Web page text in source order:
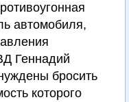
автомобиля,
Геннадий
бросить
которого